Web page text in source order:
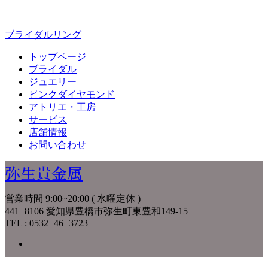
ブライダルリング
トップページ
ブライダル
ジュエリー
ピンクダイヤモンド
アトリエ・工房
サービス
店舗情報
お問い合わせ
弥生貴金属
営業時間 9:00~20:00 ( 水曜定休 )
441−8106 愛知県豊橋市弥生町東豊和149-15
TEL : 0532−46−3723